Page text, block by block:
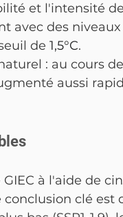
et l'intensité
avec des niveaux
de 1,5°C.
: au cours
aussi
à l'aide de
clé est